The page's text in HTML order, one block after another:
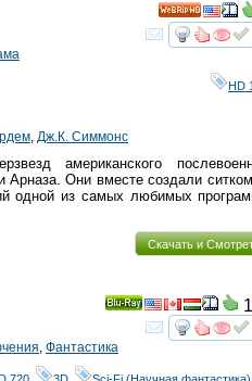
HD
HD
Дж.К. Симмонс
американского
Они вместе создали
одной из самых любимых
Скачать и
Фантастика
720 3D Sci-Fi (Научная фантастика)